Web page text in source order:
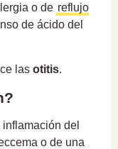
o de reflujo
de ácido del
las otitis.
del
o de una